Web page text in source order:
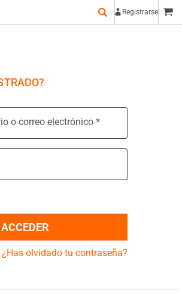
Registrarse
o correo electrónico *
ACCEDER
¿Has olvidado tu contraseña?